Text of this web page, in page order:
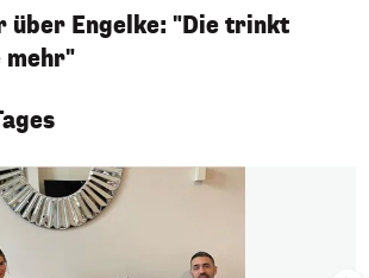
über Engelke: "Die trinkt
mehr"